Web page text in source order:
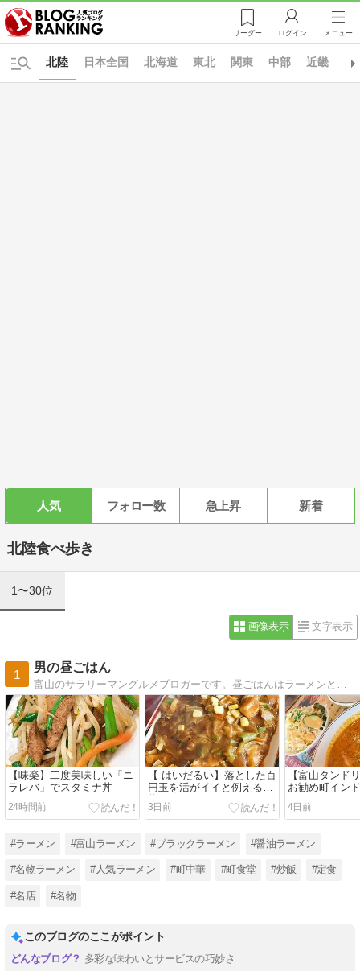
リーダー ログイン メニュー
日本全国 北海道 東北
北陸 関東 中部 近畿
人気 フォロー数 急上昇 新着
北陸食べ歩き
1〜30位
画像表示 文字表示
1
男の昼ごはん
【味楽】二度美味しい「ニ
ラレバ」でスタミナ丼
24時間前
【 はいだるい】落とした百
円玉を活がイイと例える女
将さん
3日前
【富山タンド
お勧め町イン
4日前
#ラーメン #富山ラーメン #ブラックラーメン #醤油ラーメン
#名物ラーメン #人気ラーメン #町中華 #町食堂 #炒飯 #定食
#名店 #名物
このブログのここがポイント
多彩な味わいとサービスの巧妙さ